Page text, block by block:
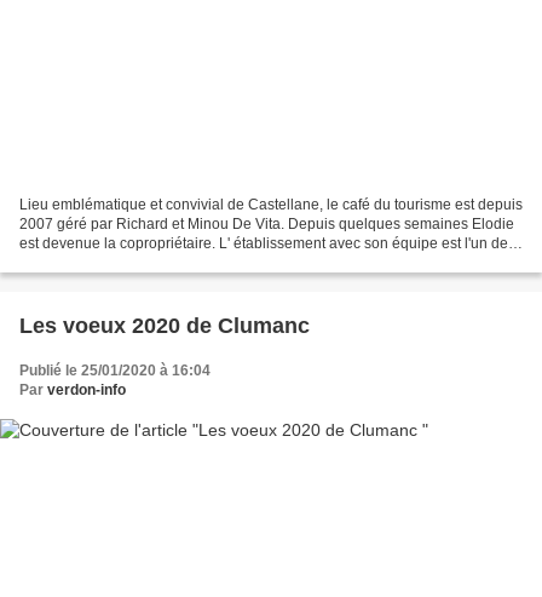
Lieu emblématique et convivial de Castellane, le café du tourisme est depuis
2007 géré par Richard et Minou De Vita. Depuis quelques semaines Elodie
est devenue la copropriétaire. L' établissement avec son équipe est l'un des
Les voeux 2020 de Clumanc
Publié le 25/01/2020 à 16:04
Par verdon-info